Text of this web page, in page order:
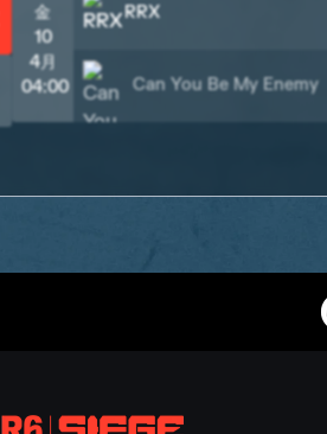
金
10
4月
04:00
RRX
Can You Be My Enemy